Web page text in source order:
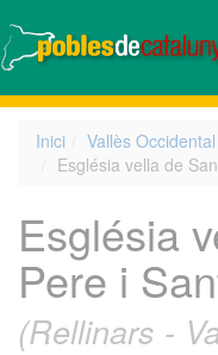
Inici Vallès Occidental
Església vella de
Església
Pere i
(Rellinars -